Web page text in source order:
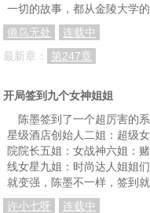
一切的故事，都从金陵大学
倦鸟无处
连载中
最新章：
第247章
开局签到九个女神姐姐
陈墨签到了一个超厉害的
星级酒店创始人二姐：超级
院院长五姐：女战神六姐：
线女星九姐：时尚达人姐姐
就变强，陈墨不一样，签到
许小七呀
连载中